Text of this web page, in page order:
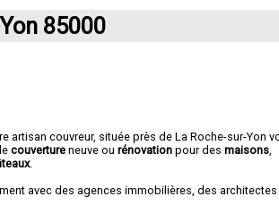
85000
artisan couvreur, située près de La Roche-sur-Yon
couverture neuve ourénovation pour desmaisons
.
avec des agences immobilières, des architectes